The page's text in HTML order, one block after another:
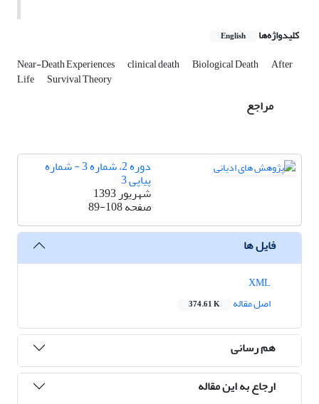
کلیدواژه‌ها English
Near-Death Experiences clinical death Biological Death After
Life Survival Theory
مراجع
دوره 2، شماره 3 - شماره
پیاپی 3
شهریور 1393
صفحه89-108
فایل ها
اصل مقاله
374.61 K
هم رسانی
ارجاع به این مقاله